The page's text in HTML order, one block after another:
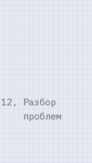
Разбор
проблем